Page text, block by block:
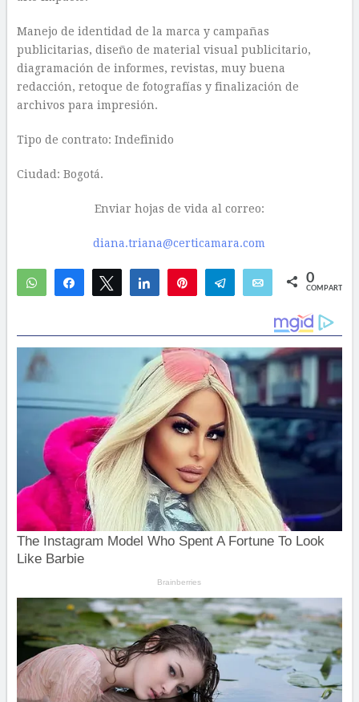
Manejo de identidad de la marca y campañas
publicitarias, diseño de material visual publicitario,
diagramación de informes, revistas, muy buena
redacción, retoque de fotografías y finalización de
archivos para impresión.
Tipo de contrato: Indefinido
Ciudad: Bogotá.
Enviar hojas de vida al correo:
diana.triana@certicamara.com
WhatsAppCompartirTwittear Compartir Telegram Email 0
COMPARTIR